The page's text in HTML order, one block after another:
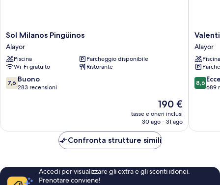
Sol
Milanos
Pingüinos
Alayor
Sol Milanos Pingüinos
Alayor
Piscina
Parcheggio disponibile
Wi-Fi gratuito
Ristorante
7.6
su
7,6 Buono
283 recensioni
Il
prezzo
attuale
190 €
190 €
tasse e oneri inclusi
30 ago - 31 ago
Valentin
Son
Bou
Alayor
Alayor
Piscina
8.6
su
8,6
689
Confronta strutture simili
Accedi per visualizzare gli extra e gli sconti idonei.
Prenotare conviene!